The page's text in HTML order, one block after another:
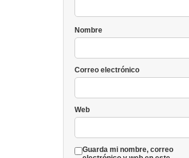
Nombre
Correo electrónico
Web
Guarda mi nombre, correo